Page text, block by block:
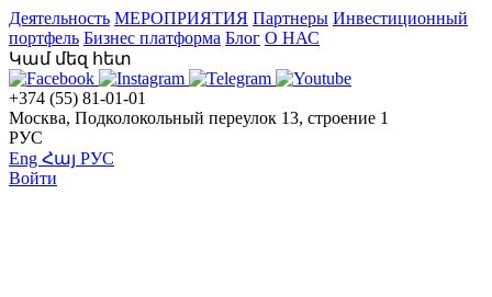
Деятельность МЕРОПРИЯТИЯ Партнеры Инвестиционный
портфель Бизнес платформа Блог О НАС
Կամ մեզ հետ
+374 (55) 81-01-01
Москва, Подколокольный переулок 13, строение 1
РУС
Eng Հայ РУС
Войти